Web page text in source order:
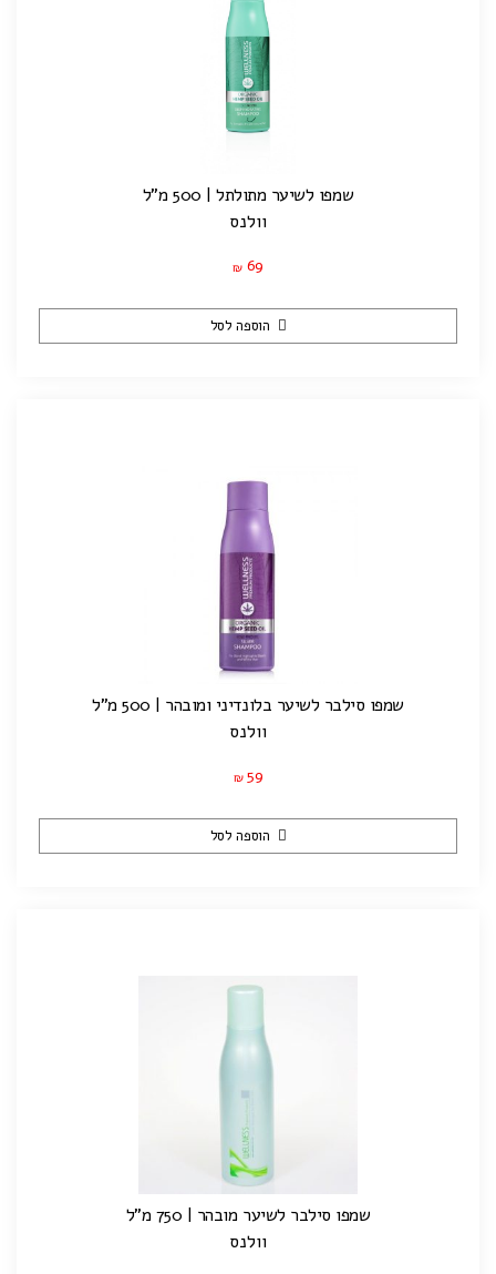
שמפו לשיער מתולתל | 500 מ"ל
וולנס
₪ 69
הוספה לסל
שמפו סילבר לשיער בלונדיני ומובהר | 500 מ"ל
וולנס
₪ 59
הוספה לסל
שמפו סילבר לשיער מובהר | 750 מ"ל
וולנס